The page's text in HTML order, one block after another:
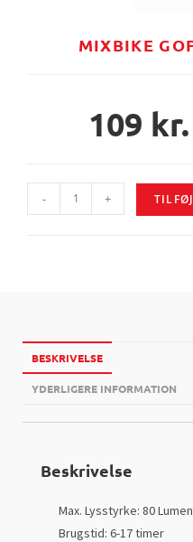
MIXBIKE
109 kr.
- +
BESKRIVELSE
YDERLIGERE INFORMATION
Beskrivelse
Max. Lysstyrke: 80 Lumen
Brugstid: 6-17 timer